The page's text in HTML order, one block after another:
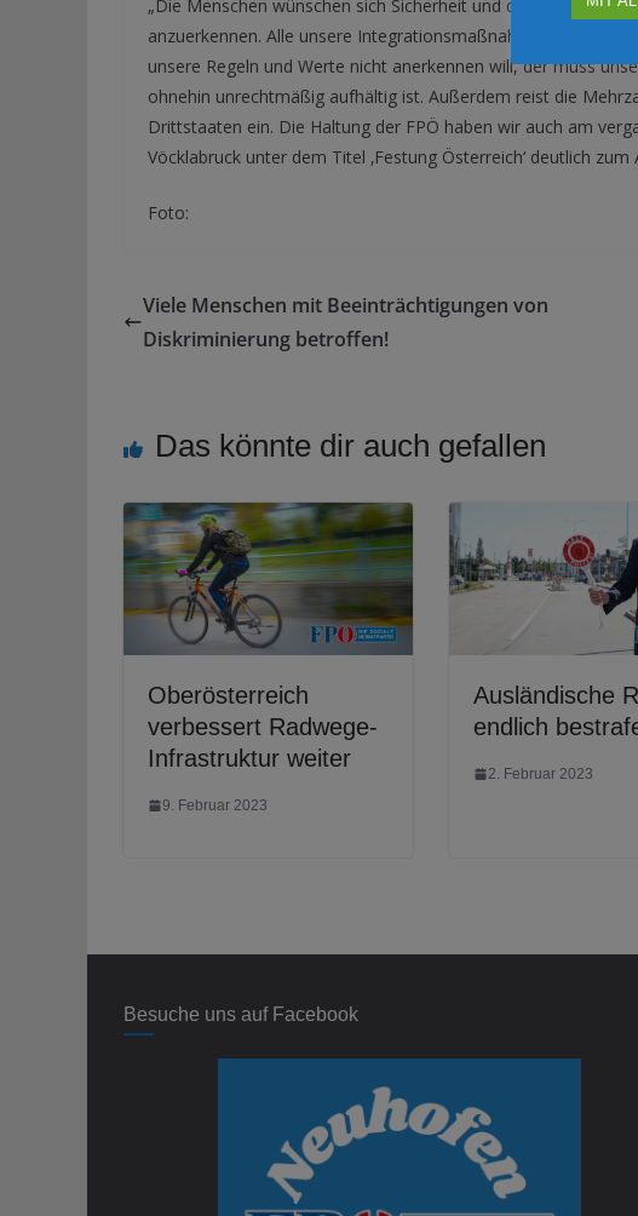
„Die Menschen wünschen sich Sicherheit und den Willen der
anzuerkennen. Alle unsere Integrationsmaßnahmen zielen
unsere Regeln und Werte nicht anerkennen will, der muss
ohnehin unrechtmäßig aufhältig ist. Außerdem reist die
Drittstaaten ein. Die Haltung der FPÖ haben wir auch am
Vöcklabruck unter dem Titel ‚Festung Österreich‘ deutlich
Foto:
Viele Menschen mit Beeinträchtigungen von
Diskriminierung betroffen!
Das könnte dir auch gefallen
Oberösterreich
verbessert Radwege-
Infrastruktur weiter
9. Februar 2023
Ausländische
endlich
2. Februar 2023
Besuche uns auf Facebook